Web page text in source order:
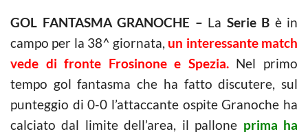
GOL FANTASMA GRANOCHE – La Serie B è in
campo per la 38^ giornata, un interessante match
vede di fronte Frosinone e Spezia. Nel primo
tempo gol fantasma che ha fatto discutere, sul
punteggio di 0-0 l’attaccante ospite Granoche ha
calciato dal limite dell’area, il pallone prima ha